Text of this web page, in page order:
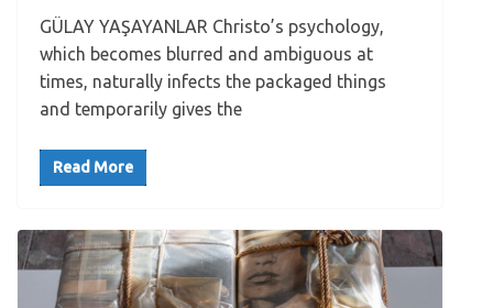
GÜLAY YAŞAYANLAR Christo’s psychology,
which becomes blurred and ambiguous at
times, naturally infects the packaged things
and temporarily gives the
Read More